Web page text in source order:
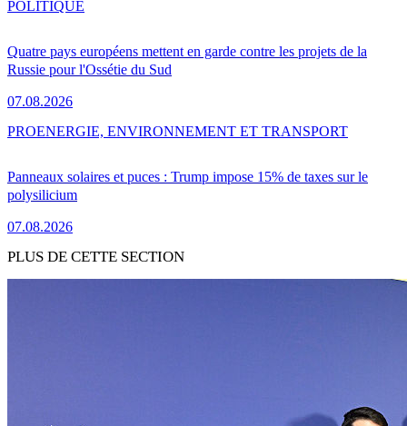
Quatre pays européens mettent en garde contre les projets de la
Russie pour l'Ossétie du Sud
07.08.2026
POLITIQUE
Panneaux solaires et puces : Trump impose 15% de taxes sur le
polysilicium
07.08.2026
PROENERGIE, ENVIRONNEMENT ET TRANSPORT
PLUS DE CETTE SECTION